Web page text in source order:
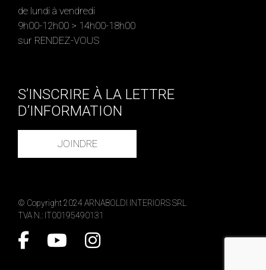
de lundi à vendredi
9h00-12h00 > 14h00-18h00
sur RENDEZ-VOUS
S’INSCRIRE À LA LETTRE
D’INFORMATION
JOINDRE
© Copyright 2024 ARNABOLDI INTERIORS SRL
TVA N.: IT00195490131